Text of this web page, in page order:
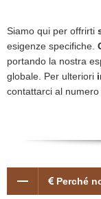
Siamo qui per offrirti
esigenze specifiche.
portando la nostra
globale. Per ulteriori
contattarci al
Perché